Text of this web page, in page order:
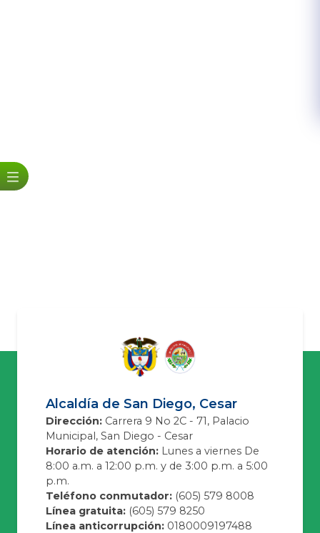
Alcaldía de San Diego, Cesar
Dirección: Carrera 9 No 2C - 71, Palacio
Municipal, San Diego - Cesar
Horario de atención: Lunes a viernes De
8:00 a.m. a 12:00 p.m. y de 3:00 p.m. a 5:00
p.m.
Teléfono conmutador: (605) 579 8008
Línea gratuita: (605) 579 8250
Línea anticorrupción: 0180009197488